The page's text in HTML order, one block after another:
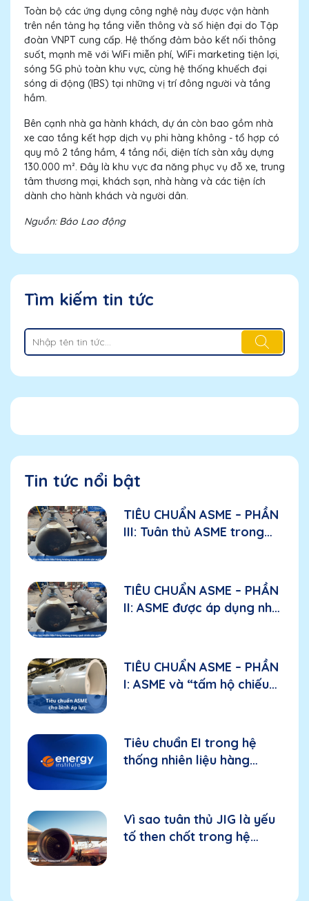
Toàn bộ các ứng dụng công nghệ này được vận hành
trên nền tảng hạ tầng viễn thông và số hiện đại do Tập
đoàn VNPT cung cấp. Hệ thống đảm bảo kết nối thông
suốt, mạnh mẽ với WiFi miễn phí, WiFi marketing tiện lợi,
sóng 5G phủ toàn khu vực, cùng hệ thống khuếch đại
sóng di động (IBS) tại những vị trí đông người và tầng
hầm.
Bên cạnh nhà ga hành khách, dự án còn bao gồm nhà
xe cao tầng kết hợp dịch vụ phi hàng không - tổ hợp có
quy mô 2 tầng hầm, 4 tầng nổi, diện tích sàn xây dựng
130.000 m². Đây là khu vực đa năng phục vụ đỗ xe, trung
tâm thương mại, khách sạn, nhà hàng và các tiện ích
dành cho hành khách và người dân.
Nguồn: Báo Lao động
Tìm kiếm tin tức
Tin tức nổi bật
TIÊU CHUẨN ASME – PHẦN
III: Tuân thủ ASME trong
xuất
TIÊU CHUẨN ASME – PHẦN
II: ASME được áp dụng như
TIÊU CHUẨN ASME – PHẦN
I: ASME và “tấm hộ chiếu
Tiêu chuẩn EI trong hệ
thống nhiên liệu hàng
Vì sao tuân thủ JIG là yếu
tố then chốt trong hệ